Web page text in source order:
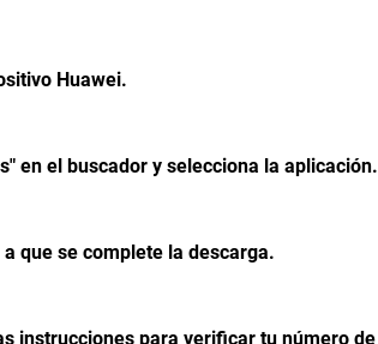
Huawei.
en el buscador y selecciona la aplicación.
que se complete la descarga.
instrucciones para verificar tu número de